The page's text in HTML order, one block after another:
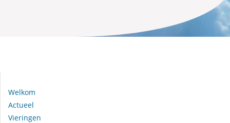
Welkom
Actueel
Vieringen